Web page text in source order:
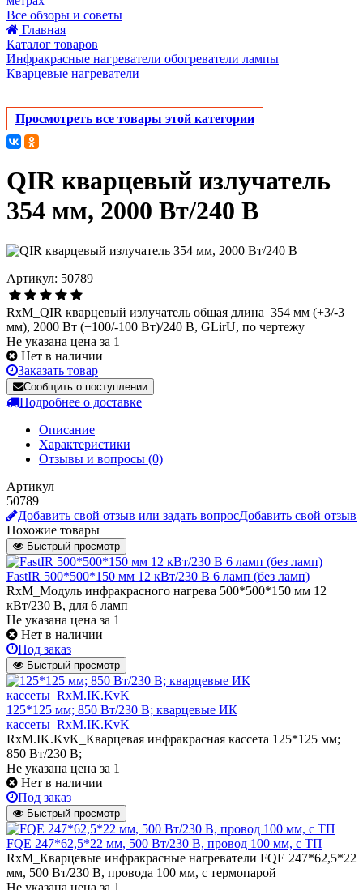
Все обзоры и советы
Главная
Каталог товаров
Инфракрасные нагреватели обогреватели лампы
Кварцевые нагреватели
Просмотреть все товары этой категории
QIR кварцевый излучатель
354 мм, 2000 Вт/240 В
Артикул: 50789
RxM_QIR кварцевый излучатель общая длина 354 мм (+3/-3
мм), 2000 Вт (+100/-100 Вт)/240 В, GLirU, по чертежу
Не указана цена за 1
Нет в наличии
Заказать товар
Сообщить о поступлении
Подробнее о доставке
Описание
Характеристики
Отзывы и вопросы (0)
Артикул
50789
Добавить свой отзыв или задать вопросДобавить свой отзыв
Похожие товары
Быстрый просмотр
FastIR 500*500*150 мм 12 кВт/230 В 6 ламп (без ламп)
RxM_Модуль инфракрасного нагрева 500*500*150 мм 12
кВт/230 В, для 6 ламп
Не указана цена за 1
Нет в наличии
Под заказ
Быстрый просмотр
125*125 мм; 850 Вт/230 В; кварцевые ИК
кассеты_RxM.IK.KvK
RxM.IK.KvK_Кварцевая инфракрасная кассета 125*125 мм;
850 Вт/230 В;
Не указана цена за 1
Нет в наличии
Под заказ
Быстрый просмотр
FQE 247*62,5*22 мм, 500 Вт/230 В, провод 100 мм, с ТП
RxM_Кварцевые инфракрасные нагреватели FQE 247*62,5*22
мм, 500 Вт/230 В, провода 100 мм, с термопарой
Не указана цена за 1